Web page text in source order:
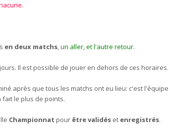
en deux matchs, un aller, et l'autre retour.
Il est possible de jouer en dehors de ces horaires.
après que tous les matchs ont eu lieu: c'est
fait le plus de points.
Championnat pour être validés et enregistrés.